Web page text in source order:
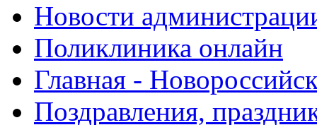
Новости
Поликлиника онлайн
Главная -
Поздравления,